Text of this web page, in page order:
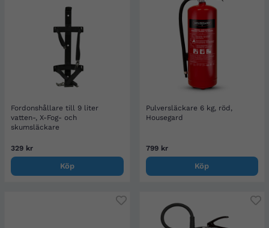
Fordonshållare till 9 liter
vatten-, X-Fog- och
skumsläckare
329 kr
Köp
Pulversläckare 6 kg, röd,
Housegard
799 kr
Köp